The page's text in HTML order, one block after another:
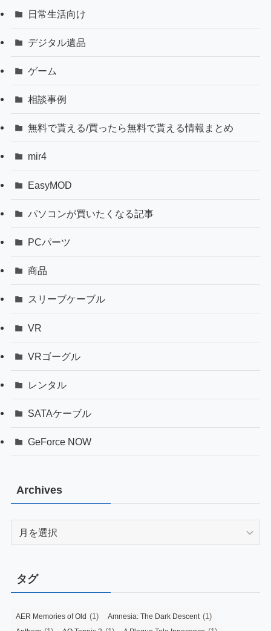
日常生活向け
デジタル遺品
ゲーム
相談事例
無料で貰える/買ったら無料で貰える情報まとめ
mir4
EasyMOD
パソコンが買いたくなる記事
PCパーツ
商品
スリーブケーブル
VR
VRゴーグル
レンタル
SATAケーブル
GeForce NOW
Archives
Archives
タグ
AER Memories of Old (1) Amnesia: The Dark Descent(1)